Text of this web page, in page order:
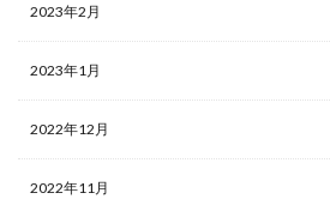
2023年2月
2023年1月
2022年12月
2022年11月